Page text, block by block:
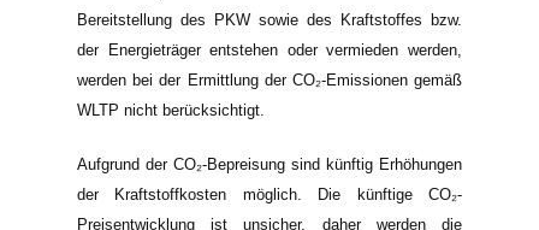
Bereitstellung des PKW sowie des Kraftstoffes bzw.
der Energieträger entstehen oder vermieden werden,
werden bei der Ermittlung der CO₂-Emissionen gemäß
WLTP nicht berücksichtigt.
Aufgrund der CO₂-Bepreisung sind künftig Erhöhungen
der Kraftstoffkosten möglich. Die künftige CO₂-
Preisentwicklung ist unsicher, daher werden die